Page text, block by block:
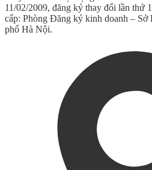
11/02/2009, đăng ký thay đổi lần thứ
cấp: Phòng Đăng ký kinh doanh – Sở
phố Hà Nội.